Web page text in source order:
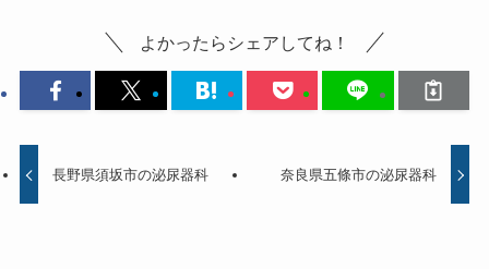
よかったらシェアしてね！
長野県須坂市の泌尿器科 奈良県五條市の泌尿器科